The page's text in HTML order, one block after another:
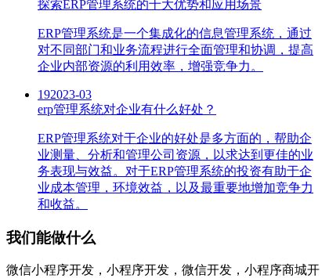
探索ERP管理系统的十大优势和应用场景
ERP管理系统是一个集成化的信息管理系统，通过
对不同部门和业务流程进行全面管理和协调，提高
企业内部资源的利用效率，增强竞争力。
192023-03
erp管理系统对企业有什么好处？
ERP管理系统对于企业的好处是多方面的，帮助企
业测量、分析和管理公司资源，以求达到更佳的业
务表现与效益。对于ERP管理系统的投资有助于企
业成本管理，环境效益，以及最重要地增加竞争力
和收益。
我们能做什么
微信小程序开发，小程序开发，微信开发，小程序商城开